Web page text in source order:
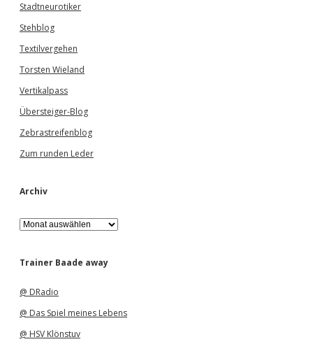
Stadtneurotiker
Stehblog
Textilvergehen
Torsten Wieland
Vertikalpass
Übersteiger-Blog
Zebrastreifenblog
Zum runden Leder
Archiv
A
r
h
Trainer Baade away
@ DRadio
@ Das Spiel meines Lebens
@ HSV Klönstuv